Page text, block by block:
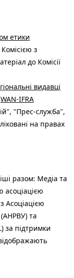
етики
з
до Комісії
видавці
WAN-IFRA
"Прес-служба",
на правах
разом: Медіа та
асоціацією
Асоціацією
(АНРВУ) та
за підтримки